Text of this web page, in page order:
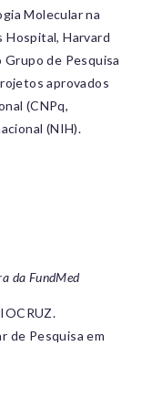
Molecular na
Hospital, Harvard
Grupo de Pesquisa
aprovados
(CNPq,
(NIH).
da FundMed
de Pesquisa em